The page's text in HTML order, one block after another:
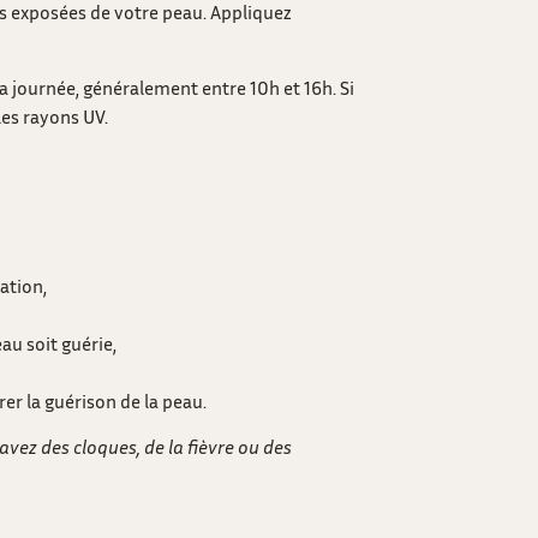
de votre peau. Appliquez
généralement entre 10h et 16h. Si
rayons UV.
soit guérie,
la guérison de la peau.
des cloques, de la fièvre ou des